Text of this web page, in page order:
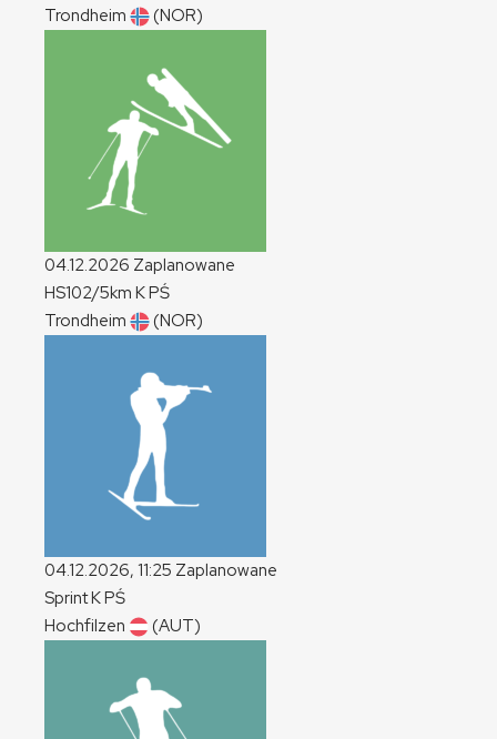
Trondheim
(NOR)
04.12.2026 Zaplanowane
HS102/5km KPŚ
Trondheim
(NOR)
04.12.2026, 11:25 Zaplanowane
SprintKPŚ
Hochfilzen
(AUT)